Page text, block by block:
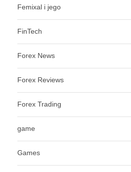
Femixal i jego
FinTech
Forex News
Forex Reviews
Forex Trading
game
Games